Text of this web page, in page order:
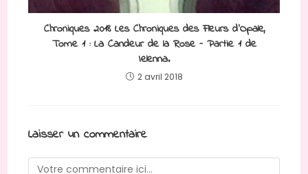
Chroniques 2018 Les Chroniques des Fleurs d’Opale,
Tome 1 : La Candeur de la Rose – Partie 1 de
Ielenna.
2 avril 2018
Laisser un commentaire
Comment